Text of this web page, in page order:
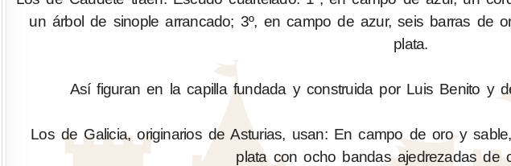
un árbol de sinople arrancado; 3º, en campo de azur, seis barras de
plata.
Así figuran en la capilla fundada y construida por Luis Benito y
Los de Galicia, originarios de Asturias, usan: En campo de oro y
plata con ocho bandas ajedrezadas de